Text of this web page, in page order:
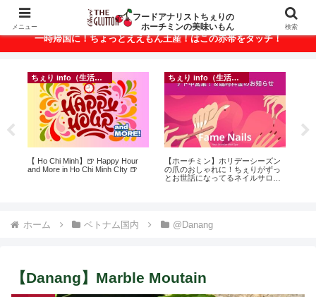
ベトナム・ホーチミンの美味いもんが満載！
一時帰国に！ちょっとええもん土産！はこの赤帯をタッチ！
ちぇり info（生活情報）
【Ho Chi Minh】帰国直前にやって
おきたい！たった1回の施術でこん
イベント等
inago会は100人突破！実績記録が
結構溜まってきたのでご報告＆引
き続きお仲間募集中♪
ホーム ベトナム国内 @Danang
【Danang】Marble Moutain
メニュー
フードアナリストちぇりの
ホーチミンの美味いもん
検索